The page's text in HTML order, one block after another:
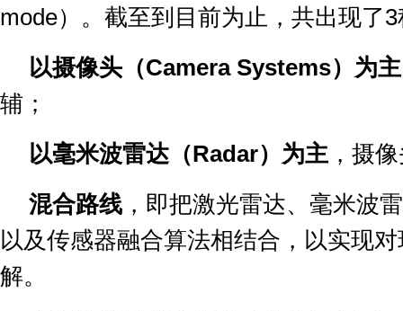
mode）。截至到目前为止，共出现了3
以摄像头（Camera Systems）为主
辅；
以毫米波雷达（Radar）为主 ，摄
混合路线 ，即把激光雷达、毫米波
以及传感器融合算法相结合，以实现
解。